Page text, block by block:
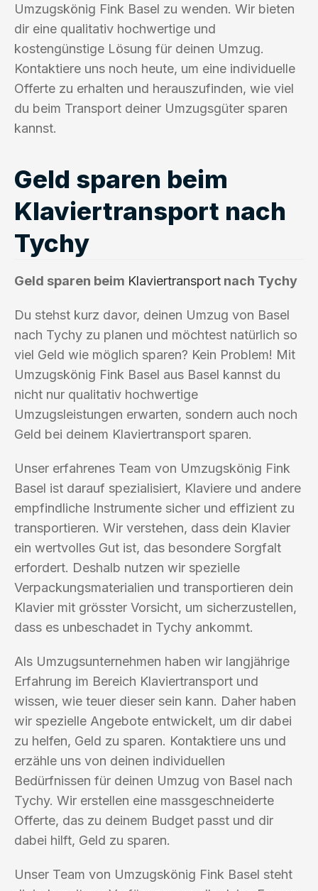
Umzugskönig Fink Basel zu wenden. Wir bieten
dir eine qualitativ hochwertige und
kostengünstige Lösung für deinen Umzug.
Kontaktiere uns noch heute, um eine individuelle
Offerte zu erhalten und herauszufinden, wie viel
du beim Transport deiner Umzugsgüter sparen
kannst.
Geld sparen beim
Klaviertransport nach
Tychy
Geld sparen beim Klaviertransport nach Tychy
Du stehst kurz davor, deinen Umzug von Basel
nach Tychy zu planen und möchtest natürlich so
viel Geld wie möglich sparen? Kein Problem! Mit
Umzugskönig Fink Basel aus Basel kannst du
nicht nur qualitativ hochwertige
Umzugsleistungen erwarten, sondern auch noch
Geld bei deinem Klaviertransport sparen.
Unser erfahrenes Team von Umzugskönig Fink
Basel ist darauf spezialisiert, Klaviere und andere
empfindliche Instrumente sicher und effizient zu
transportieren. Wir verstehen, dass dein Klavier
ein wertvolles Gut ist, das besondere Sorgfalt
erfordert. Deshalb nutzen wir spezielle
Verpackungsmaterialien und transportieren dein
Klavier mit grösster Vorsicht, um sicherzustellen,
dass es unbeschadet in Tychy ankommt.
Als Umzugsunternehmen haben wir langjährige
Erfahrung im Bereich Klaviertransport und
wissen, wie teuer dieser sein kann. Daher haben
wir spezielle Angebote entwickelt, um dir dabei
zu helfen, Geld zu sparen. Kontaktiere uns und
erzähle uns von deinen individuellen
Bedürfnissen für deinen Umzug von Basel nach
Tychy. Wir erstellen eine massgeschneiderte
Offerte, das zu deinem Budget passt und dir
dabei hilft, Geld zu sparen.
Unser Team von Umzugskönig Fink Basel steht